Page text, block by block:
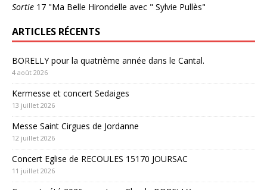
Sortie 17 "Ma Belle Hirondelle avec " Sylvie Pullès"
ARTICLES RÉCENTS
BORELLY pour la quatrième année dans le Cantal.
4 août 2026
Kermesse et concert Sedaiges
13 juillet 2026
Messe Saint Cirgues de Jordanne
12 juillet 2026
Concert Eglise de RECOULES 15170 JOURSAC
11 juillet 2026